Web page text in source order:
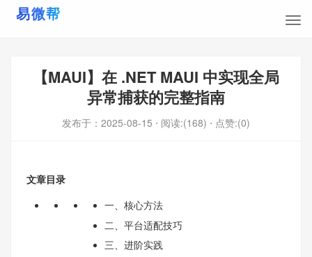
【MAUI】在 .NET MAUI 中实现全局
异常捕获的完整指南
发布于： 2025-08-15 ⋅ 阅读:(168) ⋅ 点赞:(0)
文章目录
一、核心方法
二、平台适配技巧
三、进阶实践